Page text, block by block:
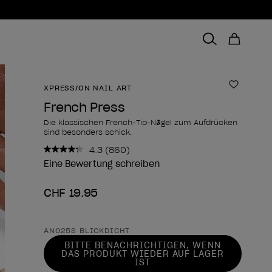
XPRESS/ON NAIL ART Zur
French Press
Die klassischen French-Tip-Nägel zum Aufdrücken
sind besonders schick.
4.3 860
Bewertungen
lesen..
(860)
Eine Bewertung schreiben
CHF 19.95
Form des Produkts
AN025S BLICKDICHT
BITTE BENACHRICHTIGEN, WENN
DAS PRODUKT WIEDER AUF LAGER
IST